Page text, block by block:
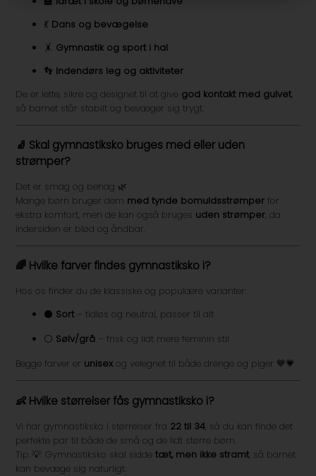
💃 Dans og bevægelse
🤸 Gymnastik og sport i hal
👣 Indendørs leg og aktiviteter
De er lette, sikre og designet til at give god kontakt med gulvet,
så barnet står stabilt og bevæger sig trygt.
🧦 Skal gymnastiksko bruges med eller uden
strømper?
Det er smag og behag 🌿
Mange børn bruger dem med tynde bomuldsstrømper for
ekstra komfort, men de kan også bruges uden strømper, da
indersiden er blød og åndbar.
🌈 Hvilke farver findes gymnastiksko i?
Hos os finder du de klassiske og populære varianter:
⚫ Sort – tidløs og neutral, passer til alt
⚪ Sølv/grå – frisk og lidt mere feminin stil
Begge farver er unisex og velegnet til både drenge og piger 💙💗
👶 Hvilke størrelser fås gymnastiksko i?
Vi har gymnastiksko i størrelser fra 22 til 34, så du kan finde det
perfekte par til både de små og de lidt større børn.
Tip 💡: Gymnastiksko skal siddetæt, men ikke stramt, så barnet
kan bevæge sig naturligt.